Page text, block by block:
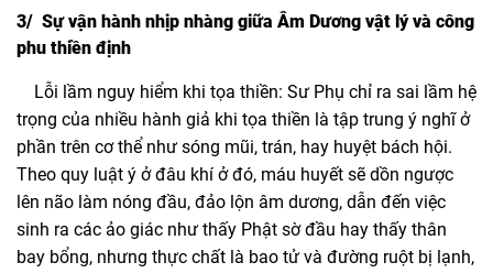
3/ Sự vận hành nhịp nhàng giữa Âm Dương vật lý và công
phu thiền định
Lỗi lầm nguy hiểm khi tọa thiền: Sư Phụ chỉ ra sai lầm hệ
trọng của nhiều hành giả khi tọa thiền là tập trung ý nghĩ ở
phần trên cơ thể như sóng mũi, trán, hay huyệt bách hội.
Theo quy luật ý ở đâu khí ở đó, máu huyết sẽ dồn ngược
lên não làm nóng đầu, đảo lộn âm dương, dẫn đến việc
sinh ra các ảo giác như thấy Phật sờ đầu hay thấy thân
bay bổng, nhưng thực chất là bao tử và đường ruột bị lạnh,